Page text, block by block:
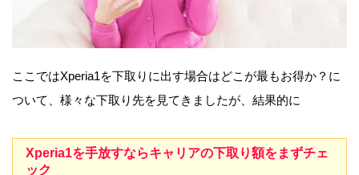
ここではXperia1を下取りに出す場合はどこが最もお得か？に
ついて、様々な下取り先を見てきましたが、結果的に
Xperia1を手放すならキャリアの下取り額をまずチェ
ック